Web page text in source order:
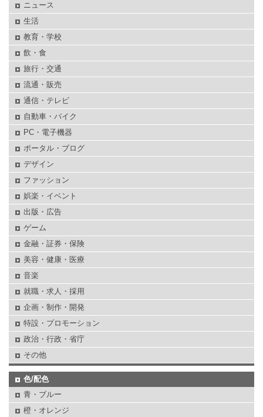
ニュース
生活
教育・学校
飲・食
旅行・交通
流通・販売
通信・テレビ
自動車・バイク
PC・電子機器
ポータル・ブログ
デザイン
ファッション
娯楽・イベント
出版・広告
ゲーム
金融・証券・保険
美容・健康・医療
音楽
就職・求人・採用
企画・制作・開発
特設・プロモーション
政治・行政・省庁
その他
色/配色
青・ブルー
橙・オレンジ